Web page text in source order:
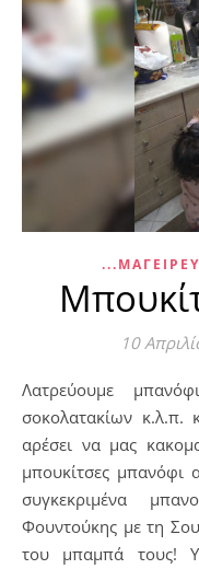
10
Λατρεύουμε μπανόφι, σε όποια μορφή, τούρτας,
σοκολατακίων
αρέσει να μας
μπουκίτσες μπανόφι
συγκεκριμένα
Φουντούκης με τη
του μπαμπά τους!